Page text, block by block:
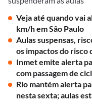
Veja até quando vai
km/h em São Paulo
Aulas suspensas,
os impactos do risco
Inmet emite alerta
com passagem de
Rio mantém alerta
nesta sexta; aulas